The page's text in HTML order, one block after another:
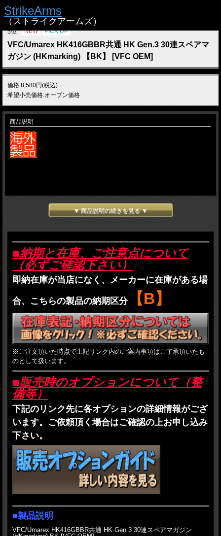
StrikeArms
（ストライクアームズ）
TOP > マガジン > ガスライフル系マガジン
5位 NEW PICK UP
VFC/Umarex HK416GBBR共通 HK Gen.3 30連スペアマ
ガジン (HKmarking) 【BK】 [VFC OEM]
価格:8,580円(税込)
希望小売価格:オープン価格
商品説明
▼ 商品説明の続きを見る ▼
■納期と在庫、ご注意点について
（必ずご確認下さい）
即納在庫が当店になく、メーカーに在庫がある場
合、こちらの製品の納期区分【B】
※ご注文頂いた時点で上記リンク内のご案内事項はご了承頂いたも
のとして扱います。
■販売時のオプションについて（整
備等）
下記のリンク先に各オプションの詳細情報がござ
います。ご依頼頂く場合はご確認の上お申し込み
下さい。
■製品説明
VFC/Umarex HK416GBBR共通 HK Gen.3 30連スペアマガジン